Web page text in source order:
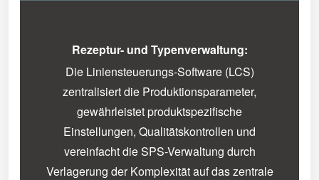
Rezeptur- und Typenverwaltung:
Die Liniensteuerungs-Software (LCS)
zentralisiert die Produktionsparameter,
gewährleistet produktspezifische
Einstellungen, Qualitätskontrollen und
vereinfacht die SPS-Verwaltung durch
Verlagerung der Komplexität auf das zentrale